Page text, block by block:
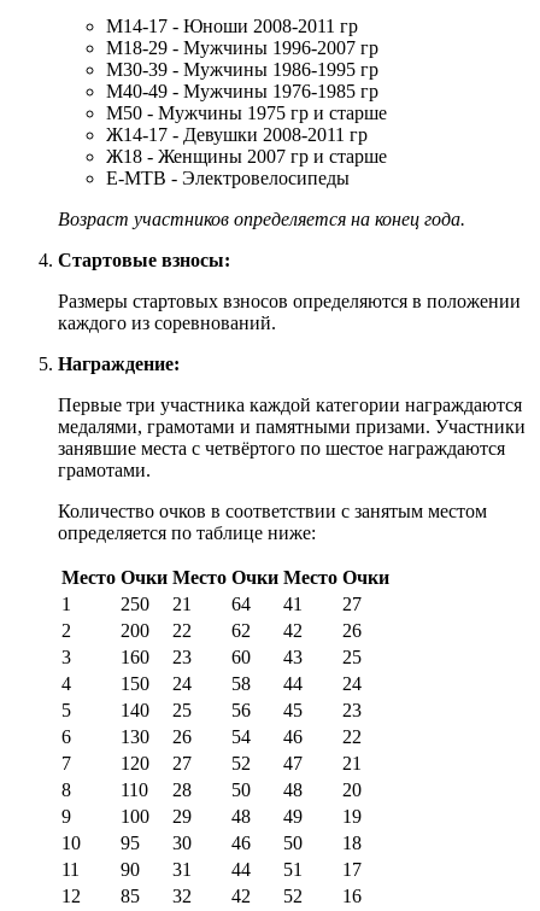
М14-17 - Юноши 2008-2011 гр
М18-29 - Мужчины 1996-2007 гр
М30-39 - Мужчины 1986-1995 гр
М40-49 - Мужчины 1976-1985 гр
М50 - Мужчины 1975 гр и старше
Ж14-17 - Девушки 2008-2011 гр
Ж18 - Женщины 2007 гр и старше
E-MTB - Электровелосипеды
Возраст участников определяется на конец года.
Стартовые взносы:
Размеры стартовых взносов определяются в положении
каждого из соревнований.
Награждение:
Первые три участника каждой категории награждаются
медалями, грамотами и памятными призами. Участники
занявшие места с четвёртого по шестое награждаются
грамотами.
Количество очков в соответствии с занятым местом
определяется по таблице ниже:
Место Очки Место Очки Место Очки
1
250 21 64 41
27
2
200 22 62 42
26
3
160 23 60 43
25
4
150 24 58 44
24
5
140 25 56 45
23
6
130 26 54 46
22
7
120 27 52 47
21
8
110 28 50 48
20
9
100 29 48 49
19
10
95 30 46 50
18
11
90 31 44 51
17
12
85 32 42 52 16